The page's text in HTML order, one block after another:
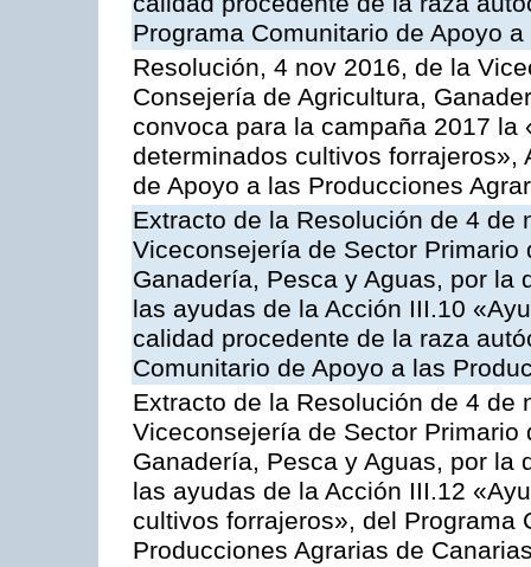
Programa Comunitario de Apoyo
Resolución, 4 nov 2016, de la
Consejería de Agricultura,
convoca para la campaña 2017 la
determinados cultivos forrajeros»,
de Apoyo a las Producciones
Extracto de la Resolución de 4 de
Viceconsejería de Sector
Ganadería, Pesca y Aguas, por la
las ayudas de la Acción III.10
calidad procedente de la raza
Comunitario de Apoyo a las
Extracto de la Resolución de 4 de
Viceconsejería de Sector
Ganadería, Pesca y Aguas, por la
las ayudas de la Acción III.12
cultivos forrajeros», del Programa
Producciones Agrarias de